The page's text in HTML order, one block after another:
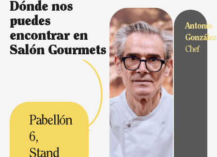
Dónde nos
puedes
encontrar en
Salón Gourmets
Pabellón
6,
Stand
Antonio
Chef